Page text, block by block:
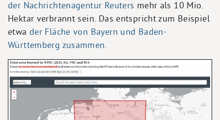
der Nachrichtenagentur Reuters mehr als 10 Mio.
Hektar verbrannt sein. Das entspricht zum Beispiel
etwa der Fläche von Bayern und Baden-
Württemberg zusammen.